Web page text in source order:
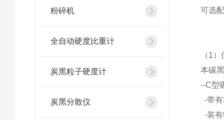
粉碎机
全自动硬度比重计
炭黑粒子硬度计
炭黑分散仪
可选
（1
本碳
--C型
-带
-装